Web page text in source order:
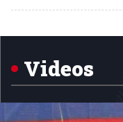
Videos